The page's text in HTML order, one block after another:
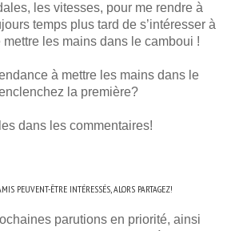
les vitesses, pour me rendre à
temps plus tard de s’intéresser à
mettre les mains dans le camboui !
à mettre les mains dans le
la première?
dans les commentaires!
PEUVENT-ÊTRE INTÉRESSÉS, ALORS PARTAGEZ!
parutions en priorité, ainsi